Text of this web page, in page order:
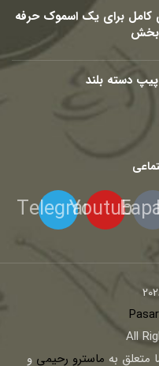
کامل برای یک اسموک حرفه
بخش
دسته بلند
Youtube
Telegram
All
متعلق به ماسترو رحیمی و